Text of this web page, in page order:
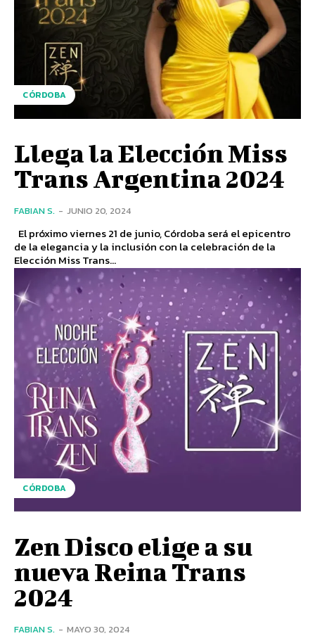
CÓRDOBA
Llega la Elección Miss
Trans Argentina 2024
FABIAN S. - JUNIO 20, 2024
El próximo viernes 21 de junio, Córdoba será el epicentro
de la elegancia y la inclusión con la celebración de la
Elección Miss Trans...
CÓRDOBA
Zen Disco elige a su
nueva Reina Trans
2024
FABIAN S. - MAYO 30, 2024